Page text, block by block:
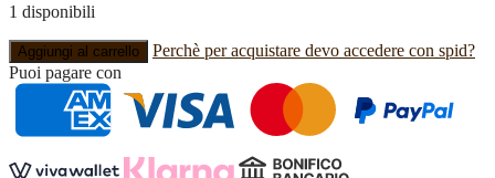
1 disponibili
Ciondolo
Madonna
in
giallo
smalti
Aggiungi al carrello
Perchè per acquistare devo accedere con spid?
Puoi pagare con